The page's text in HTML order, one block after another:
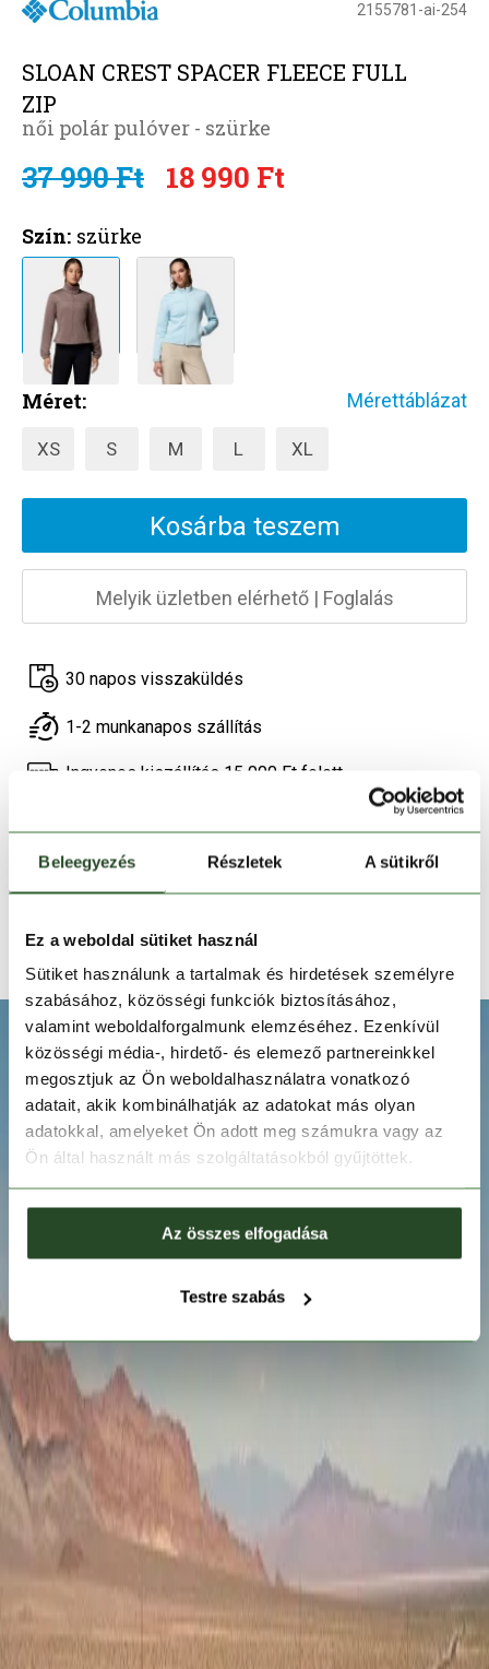
Beleegyezés Részletek A sütikről
Ez a weboldal sütiket használ
Sütiket használunk a tartalmak és hirdetések személyre
szabásához, közösségi funkciók biztosításához,
valamint weboldalforgalmunk elemzéséhez. Ezenkívül
közösségi média-, hirdető- és elemező partnereinkkel
megosztjuk az Ön weboldalhasználatra vonatkozó
adatait, akik kombinálhatják az adatokat más olyan
adatokkal, amelyeket Ön adott meg számukra vagy az
Ön által használt más szolgáltatásokból gyűjtöttek.
Az összes elfogadása
Testre szabás
TERMÉK RÉSZLETEK
TECHNOLÓGIÁK
2155781-ai-254
SLOAN CREST SPACER FLEECE FULL
ZIP
női polár pulóver - szürke
37 990 Ft 18 990 Ft
Szín: szürke
Méret: Mérettáblázat
XS S M L XL
Kosárba teszem
Melyik üzletben elérhető| Foglalás
30 napos visszaküldés
1-2 munkanapos szállítás
Ingyenes kiszállítás 15 000 Ft felett